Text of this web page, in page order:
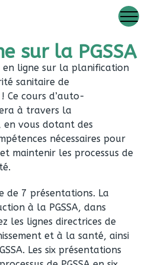
sur la PGSSA
en ligne sur la planification
sanitaire de
! Ce cours d’auto-
à travers la
en vous dotant des
nécessaires pour
maintenir les processus de
de 7 présentations. La
à la PGSSA, dans
les lignes directrices de
et à la santé, ainsi
Les six présentations